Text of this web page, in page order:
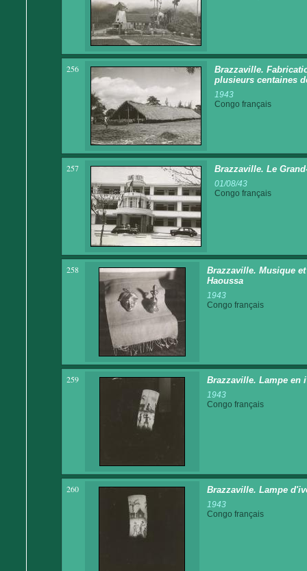
256
Brazzaville.
plusieurs centaines
1943
Congo français
257 Brazzaville. Le
01/08/43
Congo français
258
Brazzaville. Musique
Haoussa
1943
Congo français
259 Brazzaville. Lampe en
1943
Congo français
260 Brazzaville. Lampe
1943
Congo français